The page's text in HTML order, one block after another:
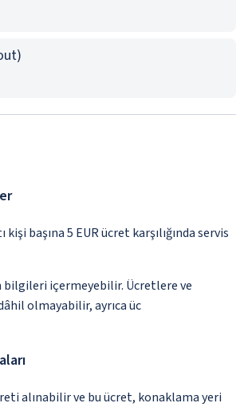
başına 5 EUR ücret karşılığında servis
bilgileri içermeyebilir. Ücretlere ve
olmayabilir, ayrıca üc
alınabilir ve bu ücret, konaklama yeri